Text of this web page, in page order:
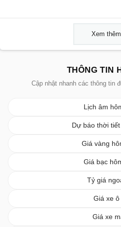
Xem thêm
THÔNG TIN
Cập nhật nhanh các thông tin
Lịch âm
Dự báo thời
Giá vàng
Giá bạc
Tỷ giá
Giá xe ô
Giá xe